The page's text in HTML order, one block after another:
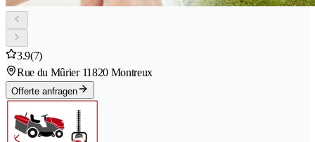
3.9(7)
Rue du Mûrier 11820 Montreux
Offerte anfragen